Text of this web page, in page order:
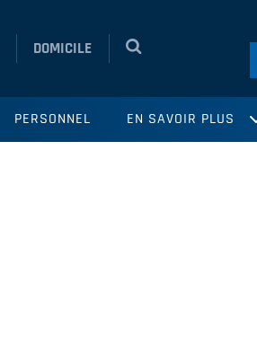
DOMICILE
PERSONNEL EN SAVOIR PLUS